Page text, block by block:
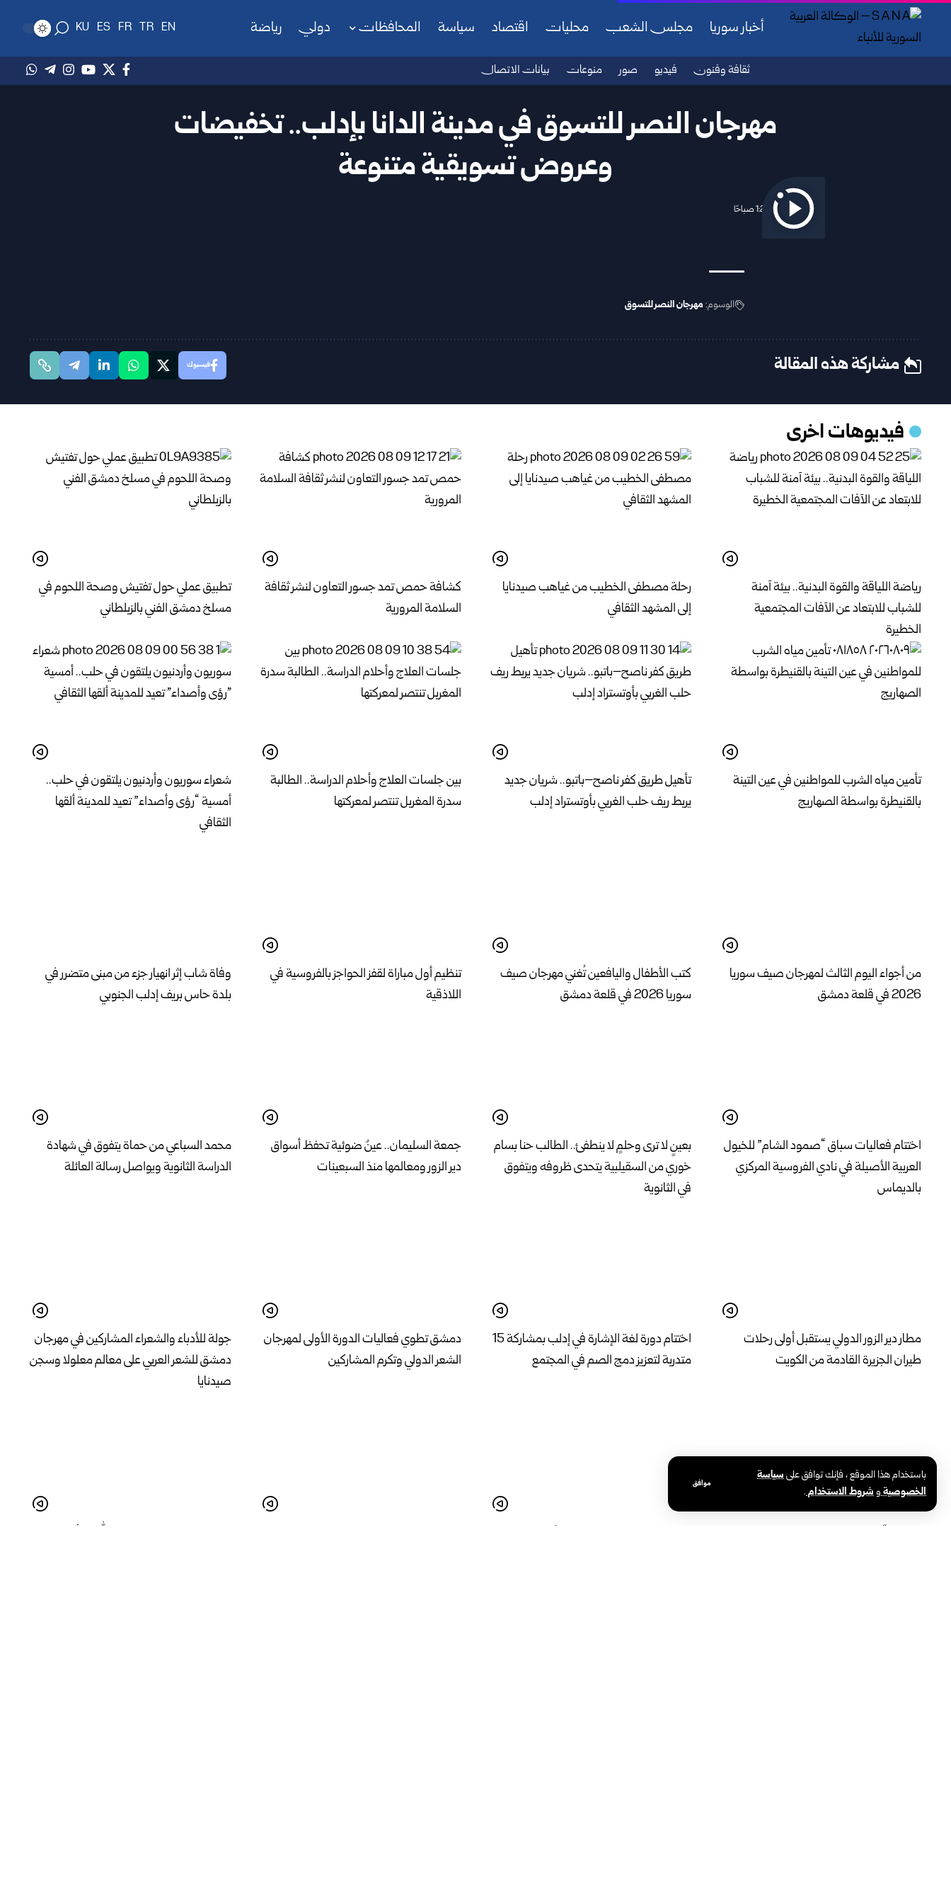
باستخدام هذا الموقع ، فإنك توافق علىسياسة
الخصوصيةوشروط الاستخدام.
موافق
أخبار سوريا مجلس الشعب محليات اقتصاد سياسة المحافظات دولي رياضة EN
TR
FR
ES
KU
ثقافة وفنون فيديو صور منوعات بيانات الاتصال
مهرجان النصر للتسوق في مدينة الدانا بإدلب.. تخفيضات
وعروض تسويقية متنوعة
2025/12/13 1:24 صباحًا
الوسوم: مهرجان النصر للتسوق
مشاركة هذه المقالة فيسبوك
فيديوهات اخرى
رياضة اللياقة والقوة البدنية.. بيئة آمنة
للشباب للابتعاد عن الآفات المجتمعية
الخطيرة
رحلة مصطفى الخطيب من غياهب صيدنايا
إلى المشهد الثقافي
كشافة حمص تمد جسور التعاون لنشر ثقافة
السلامة المرورية
تطبيق عملي حول تفتيش وصحة اللحوم في
مسلخ ‏دمشق الفني بالزبلطاني
تأمين مياه الشرب للمواطنين في عين التينة
بالقنيطرة ‏بواسطة الصهاريج
تأهيل طريق كفر ناصح–باتبو.. شريان جديد
يربط ريف حلب الغربي بأوتستراد إدلب
بين جلسات العلاج وأحلام الدراسة.. الطالبة
سدرة المغربل تنتصر لمعركتها
شعراء سوريون وأردنيون يلتقون في حلب..
أمسية “رؤى وأصداء” تعيد للمدينة ألقها
الثقافي
من أجواء اليوم الثالث لمهرجان صيف سوريا
2026 في قلعة دمشق
كتب الأطفال واليافعين تُغني مهرجان صيف
سوريا 2026 في قلعة دمشق
تنظيم أول مباراة لقفز الحواجز بالفروسية في
اللاذقية
وفاة شاب إثر انهيار جزء من مبنى متضرر في
بلدة حاس بريف إدلب الجنوبي
اختتام فعاليات سباق “صمود الشام” للخيول
العربية الأصيلة في نادي الفروسية المركزي
بالديماس
بعينٍ لا ترى وحلمٍ لا ينطفئ.. الطالب حنا بسام
خوري من السقيلبية يتحدى ظروفه ويتفوق
في الثانوية
جمعة السليمان.. عينٌ ضوئية تحفظ أسواق
دير الزور ومعالمها منذ السبعينات
محمد السباعي من حماة يتفوق في شهادة
الدراسة الثانوية ويواصل رسالة العائلة
مطار دير الزور الدولي يستقبل أولى رحلات
طيران الجزيرة ‏القادمة من الكويت
اختتام دورة لغة الإشارة في إدلب بمشاركة 15
متدربة لتعزيز دمج الصم في المجتمع
دمشق تطوي فعاليات الدورة الأولى لمهرجان
الشعر الدولي وتكرم المشاركين
جولة للأدباء والشعراء المشاركين في مهرجان
دمشق للشعر العربي على معالم معلولا وسجن
صيدنايا